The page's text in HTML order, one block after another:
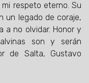
respeto eterno. Su
un legado de coraje,
a no olvidar. Honor y
son y serán
de Salta, Gustavo